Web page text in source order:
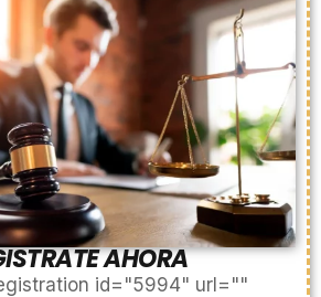
AHORA
id="5994" url=""